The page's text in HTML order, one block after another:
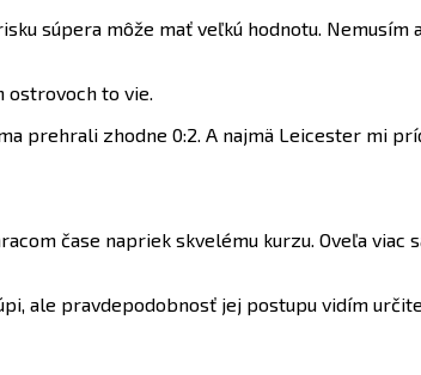
súpera môže mať veľkú hodnotu. Nemusím
ostrovoch to vie.
prehrali zhodne 0:2. A najmä Leicester mi
čase napriek skvelému kurzu. Oveľa viac
ale pravdepodobnosť jej postupu vidím